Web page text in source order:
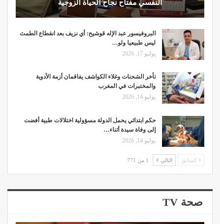
النفسي مفتاح نجاح الحياة الزوجية
البروفيسور عبد الإله قوشيح: أي نزيف بعد انقطاع الطمث
ليس طبيعيا ولو…
يوليو 17, 2026
تأخر الشحنات وغلاء الكواشف يفاقمان أزمة الأدوية
والمختبرات في المغرب
يوليو 14, 2026
حكم ابتدائي يحمل الدولة مسؤولية اختلالات طبية أفضت
إلى وفاة سيدة أثناء…
يوليو 14, 2026
السابق التالي 1 من 771
صحة TV